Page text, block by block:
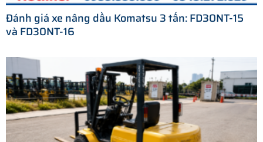
Đánh giá xe nâng dầu Komatsu 3 tấn: FD30NT-15
và FD30NT-16